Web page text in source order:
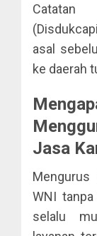
asal
ke daerah
Jasa
WNI
selalu